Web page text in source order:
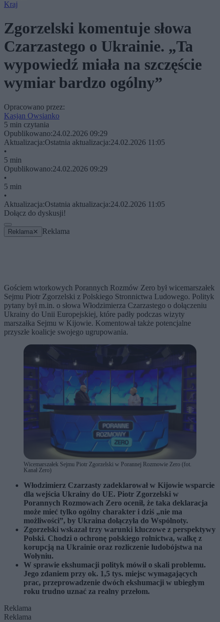
Kraj
Zgorzelski komentuje słowa
Czarzastego o Ukrainie. „Ta
wypowiedź miała na szczęście
wymiar bardzo ogólny”
Opracowano przez:
Kasjan Owsianko
5 min czytania
Opublikowano:24.02.2026 09:29
Aktualizacja:Ostatnia aktualizacja:24.02.2026 11:05
•
5 min
Opublikowano:24.02.2026 09:29
•
5 min
•
Aktualizacja:Ostatnia aktualizacja:24.02.2026 11:05
Dołącz do dyskusji!
Reklama ✕ Reklama
Gościem wtorkowych Porannych Rozmów Zero był wicemarszałek
Sejmu Piotr Zgorzelski z Polskiego Stronnictwa Ludowego. Polityk
pytany był m.in. o słowa Włodzimierza Czarzastego o dołączeniu
Ukrainy do Unii Europejskiej, które padły podczas wizyty
marszałka Sejmu w Kijowie. Komentował także potencjalne
przyszłe koalicje swojego ugrupowania.
Wicemarszałek Sejmu Piotr Zgorzelski w Porannej Rozmowie Zero (fot.
Kanał Zero)
Włodzimierz Czarzasty zadeklarował w Kijowie wsparcie
dla wejścia Ukrainy do UE. Piotr Zgorzelski w
Porannych Rozmowach Zero ocenił, że taka deklaracja
może mieć tylko ogólny charakter i dziś „nie ma
możliwości”, by Ukraina dołączyła do Wspólnoty.
Zgorzelski wskazał trzy warunki kluczowe z perspektywy
Polski. Chodzi o ochronę polskiego rolnictwa, walkę z
korupcją na Ukrainie oraz rozliczenie ludobójstwa na
Wołyniu.
W sprawie ekshumacji polityk mówił o skali problemu.
Jego zdaniem przy ok. 1,5 tys. miejsc wymagających
prac, przeprowadzenie dwóch ekshumacji w ubiegłym
roku trudno uznać za realny przełom.
Reklama
Reklama